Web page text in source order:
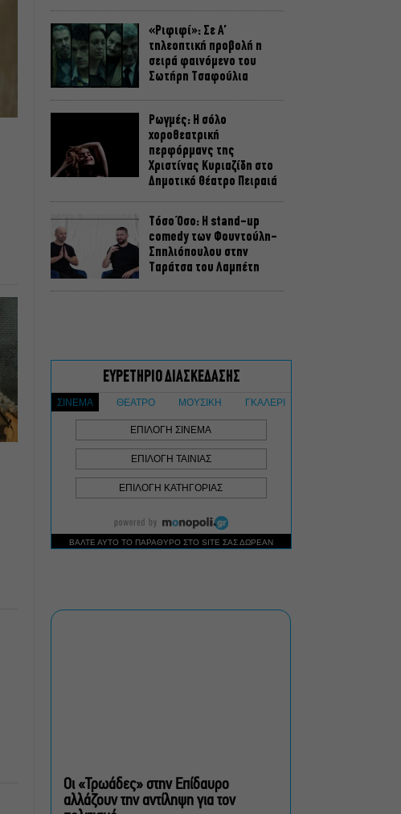
«Ριφιφί»: Σε Α’
τηλεοπτική προβολή η
σειρά φαινόμενο του
Σωτήρη Τσαφούλια
Ρωγμές: Η σόλο
χοροθεατρική
περφόρμανς της
Χριστίνας Κυριαζίδη στο
Δημοτικό Θέατρο Πειραιά
Τόσο Όσο: Η stand-up
comedy των Φουντούλη-
Σπηλιόπουλου στην
Ταράτσα του Λαμπέτη
σινεμά στην Ταράτσα του
Λαμπέτη
Η συναυλιακή σεζόν
κορυφώνεται τον
Σεπτέμβριο
Τουλάχιστον 1.500 έλεγχοι
σε 300 παραλίες –
Πρόστιμα έως 73.000€ για
αυθαίρετες καταλήψεις
Πέντε διηγήματα του
Οι «Τρωάδες» στην Επίδαυρο
αλλάζουν την αντίληψη για τον